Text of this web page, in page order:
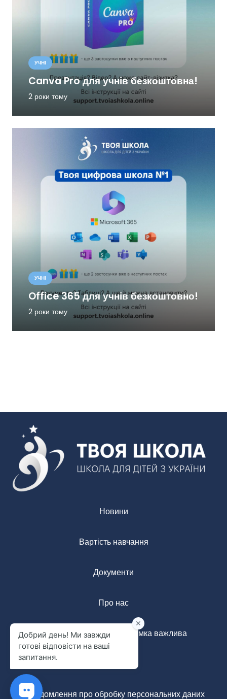
УЧНІ
Canva Pro для учнів безкоштовна!
2 роки тому
УЧНІ
Office 365 для учнів безкоштовно!
2 роки тому
Новини
Вартість навчання
Документи
Про нас
Анонімна форма: ваша думка важлива
Повідомлення про обробку персональних даних